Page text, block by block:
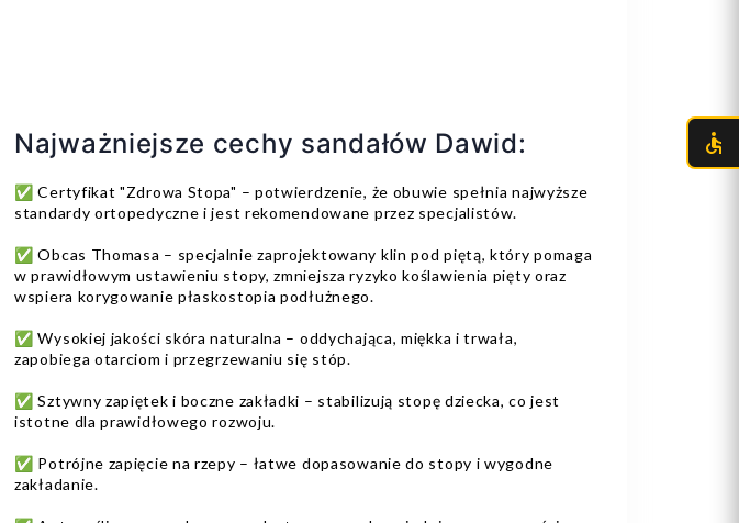
Najważniejsze cechy sandałów Dawid:
✅ Certyfikat "Zdrowa Stopa" – potwierdzenie, że obuwie spełnia najwyższe
standardy ortopedyczne i jest rekomendowane przez specjalistów.
✅ Obcas Thomasa – specjalnie zaprojektowany klin pod piętą, który pomaga
w prawidłowym ustawieniu stopy, zmniejsza ryzyko koślawienia pięty oraz
wspiera korygowanie płaskostopia podłużnego.
✅ Wysokiej jakości skóra naturalna – oddychająca, miękka i trwała,
zapobiega otarciom i przegrzewaniu się stóp.
✅ Sztywny zapiętek i boczne zakładki – stabilizują stopę dziecka, co jest
istotne dla prawidłowego rozwoju.
✅ Potrójne zapięcie na rzepy – łatwe dopasowanie do stopy i wygodne
zakładanie.